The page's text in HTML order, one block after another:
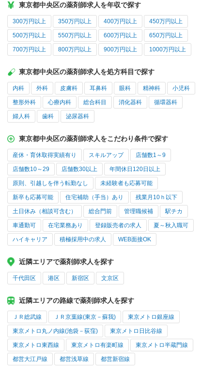
東京都中央区の薬剤師求人を年収で探す
300万円以上 350万円以上 400万円以上 450万円以上
500万円以上 550万円以上 600万円以上 650万円以上
700万円以上 800万円以上 900万円以上 1000万円以上
東京都中央区の薬剤師求人を処方科目で探す
内科 外科 皮膚科 耳鼻科 眼科 精神科 小児科
整形外科 心療内科 総合科目 消化器科 循環器科
婦人科 歯科 泌尿器科
東京都中央区の薬剤師求人をこだわり条件で探す
産休・育休取得実績有り スキルアップ 店舗数1～9
店舗数10～29 店舗数30以上 年間休日120日以上
原則、引越しを伴う転勤なし 未経験者も応募可能
新卒も応募可能 住宅補助（手当）あり 残業月10ｈ以下
土日休み（相談可含む） 総合門前 管理職候補 駅チカ
車通勤可 在宅業務あり 登録販売者の求人 夏～秋入職可
ハイキャリア 積極採用中の求人 WEB面接OK
近隣エリアで薬剤師求人を探す
千代田区 港区 新宿区 文京区
近隣エリアの路線で薬剤師求人を探す
ＪＲ総武線 ＪＲ京葉線(東京－蘇我) 東京メトロ銀座線
東京メトロ丸ノ内線(池袋－荻窪) 東京メトロ日比谷線
東京メトロ東西線 東京メトロ有楽町線 東京メトロ半蔵門線
都営大江戸線 都営浅草線 都営新宿線